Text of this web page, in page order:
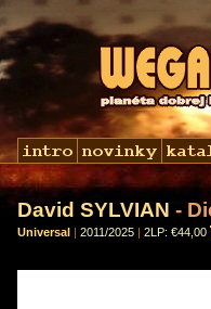
David SYLVIAN -
Universal | 2011/2025 | 2LP: €44,00